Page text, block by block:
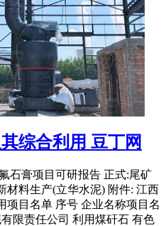
综合利用 豆丁网
石膏项目可研报告 正式:尾矿
材料生产(立华水泥) 附件: 江西
项目名单 序号 企业名称项目名
限责任公司 利用煤矸石 有色